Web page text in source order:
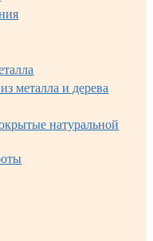
металла и дерева
натуральной